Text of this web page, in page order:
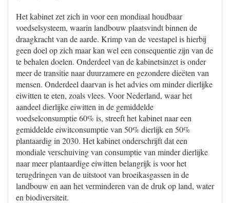
Het kabinet zet zich in voor een mondiaal houdbaar
voedselsysteem, waarin landbouw plaatsvindt binnen de
draagkracht van de aarde. Krimp van de veestapel is hierbij
geen doel op zich maar kan wel een consequentie zijn van de
te behalen doelen. Onderdeel van de kabinetsinzet is onder
meer de transitie naar duurzamere en gezondere dieëten van
mensen. Onderdeel daarvan is het advies om minder dierlijke
eiwitten te eten, zoals vlees. Voor Nederland, waar het
aandeel dierlijke eiwitten in de gemiddelde
voedselconsumptie 60% is, streeft het kabinet naar een
gemiddelde eiwitconsumptie van 50% dierlijk en 50%
plantaardig in 2030. Het kabinet onderschrijft dat een
mondiale verschuiving van consumptie van minder dierlijke
naar meer plantaardige eiwitten belangrijk is voor het
terugdringen van de uitstoot van broeikasgassen in de
landbouw en aan het verminderen van de druk op land, water
en biodiversiteit.